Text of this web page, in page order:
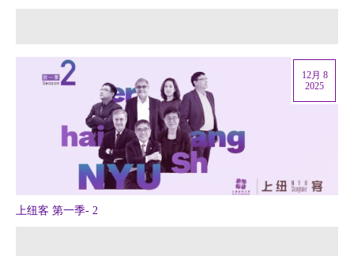
上纽客 第一季- 2
12月 8
2025